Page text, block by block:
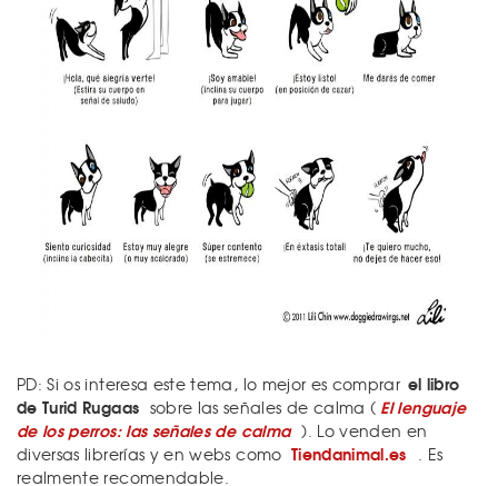
PD: Si os interesa este tema, lo mejor es comprar el libro
de Turid Rugaas sobre las señales de calma ( El lenguaje
de los perros: las señales de calma ). Lo venden en
diversas librerías y en webs como Tiendanimal.es
. Es
realmente recomendable.